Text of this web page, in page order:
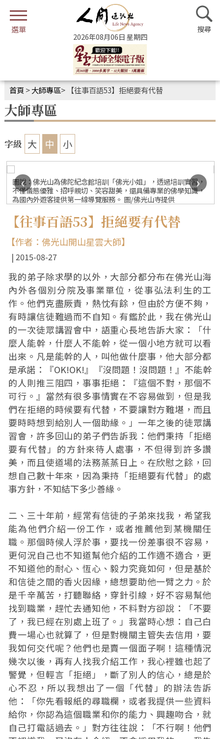
2026年08月06日 星期四
首頁 >大師專區> 【往事百語53】拒絕要有代替
大師專區
字級 大 中 小
圖說：佛光山為佛陀紀念館培訓「佛光小姐」，透過培訓實習，
不僅儀態優雅、招呼親切、笑容甜美，還具備專業的佛學知識，
為國內外遊客提供第一線導覽服務。 圖/佛光山寺提供
‹ ›
【往事百語53】拒絕要有代替
【作者：佛光山開山星雲大師】
2015-08-27
我的弟子除求學的以外，大部分都分布在佛光山海
內外各個別分院及事業單位，從事弘法利生的工
作。他們克盡厥責，熱忱有餘，但由於方便不夠，
有時讓信徒難過而不自知。有鑑於此，我在佛光山
的一次徒眾講習會中，語重心長地告訴大家：「什
麼人能幹，什麼人不能幹，從一個小地方就可以看
出來。凡是能幹的人，叫他做什麼事，他大部分都
是承諾：『OK!OK!』『沒問題！沒問題！』不能幹
的人則推三阻四，事事拒絕：『這個不對，那個不
可行。』當然有很多事情實在不容易做到，但是我
們在拒絕的時候要有代替，不要讓對方難堪，而且
要時時想到給別人一個助緣。」一年之後的徒眾講
習會，許多回山的弟子們告訴我：他們秉持「拒絕
要有代替」的方針來待人處事，不但得到許多讚
美，而且使道場的法務蒸蒸日上。在欣慰之餘，回
想自己數十年來，因為秉持「拒絕要有代替」的處
事方針，不知結下多少善緣。
二、三十年前，經常有信徒的子弟來找我，希望我
能為他們介紹一份工作，或者推薦他到某機關任
職。那個時候人浮於事，要找一份差事很不容易，
更何況自己也不知道幫他介紹的工作適不適合，更
不知道他的耐心、恆心、毅力究竟如何，但是基於
和信徒之間的香火因緣，總想要助他一臂之力。於
是千辛萬苦，打聽聯絡，穿針引線，好不容易幫他
找到職業，趕忙去通知他，不料對方卻說：「不要
了，我已經在別處上班了。」我當時心想：自己白
費一場心也就算了，但是對機關主管失去信用，要
我如何交代呢？他們也是賣一個面子啊！這種情況
幾次以後，再有人找我介紹工作，我心裡雖也起了
警覺，但輕言「拒絕」，斷了別人的信心，總是於
心不忍，所以我想出了一個「代替」的辦法告訴
他：「你先看報紙的尋職欄，或者我提供一些資料
給你，你認為這個職業和你的能力、興趣吻合，就
自己打電話過去。」對方往往說：「不行啊！他們